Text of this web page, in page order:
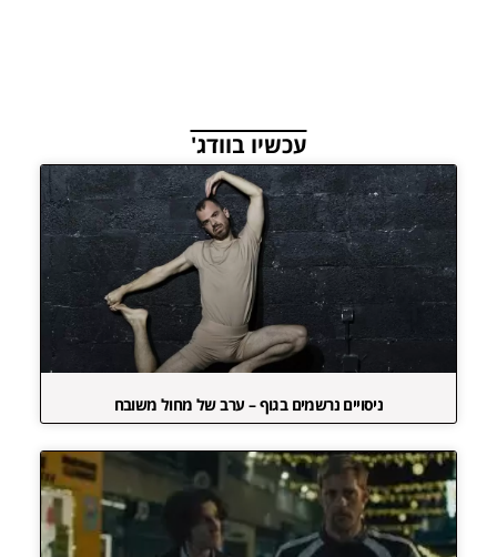
עכשיו בוודג'
ניסויים נרשמים בגוף – ערב של מחול משובח